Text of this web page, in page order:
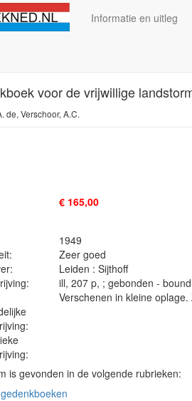
Informatie en uitleg
voor de vrijwillige
de, Verschoor, A.C.
€ 165,00
1949
Zeer goed
Leiden : Sijthoff
ill, 207 p, ; gebonden -
Verschenen in kleine oplage.
is gevonden in de volgende rubrieken:
gedenkboeken